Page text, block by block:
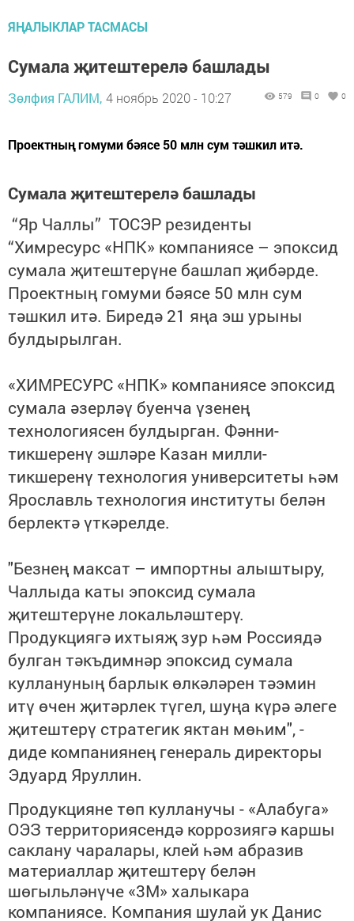
ЯҢАЛЫКЛАР ТАСМАСЫ
Сумала җитештерелә башлады
Зөлфия ГАЛИМ, 4 ноябрь 2020 - 10:27 579 0 0
Проектның гомуми бәясе 50 млн сум тәшкил итә.
Сумала җитештерелә башлады
“Яр Чаллы” ТОСЭР резиденты
“Химресурс «НПК» компаниясе – эпоксид
сумала җитештерүне башлап җибәрде.
Проектның гомуми бәясе 50 млн сум
тәшкил итә. Биредә 21 яңа эш урыны
булдырылган.
«ХИМРЕСУРС «НПК» компаниясе эпоксид
сумала әзерләү буенча үзенең
технологиясен булдырган. Фәнни-
тикшеренү эшләре Казан милли-
тикшеренү технология университеты һәм
Ярославль технология институты белән
берлектә үткәрелде.
"Безнең максат – импортны алыштыру,
Чаллыда каты эпоксид сумала
җитештерүне локальләштерү.
Продукциягә ихтыяҗзур һәм Россиядә
булган тәкъдимнәр эпоксид сумала
куллануның барлык өлкәләрен тәэмин
итү өчен җитәрлек түгел, шуңа күрә әлеге
җитештерү стратегик яктан мөһим", -
диде компаниянең генераль директоры
Эдуард Яруллин.
Продукцияне төп кулланучы - «Алабуга»
ОЭЗ территориясендә коррозиягә каршы
саклану чаралары, клей һәм абразив
материаллар җитештерү белән
шөгыльләнүче «3М» халыкара
компаниясе. Компания шулай ук Данис